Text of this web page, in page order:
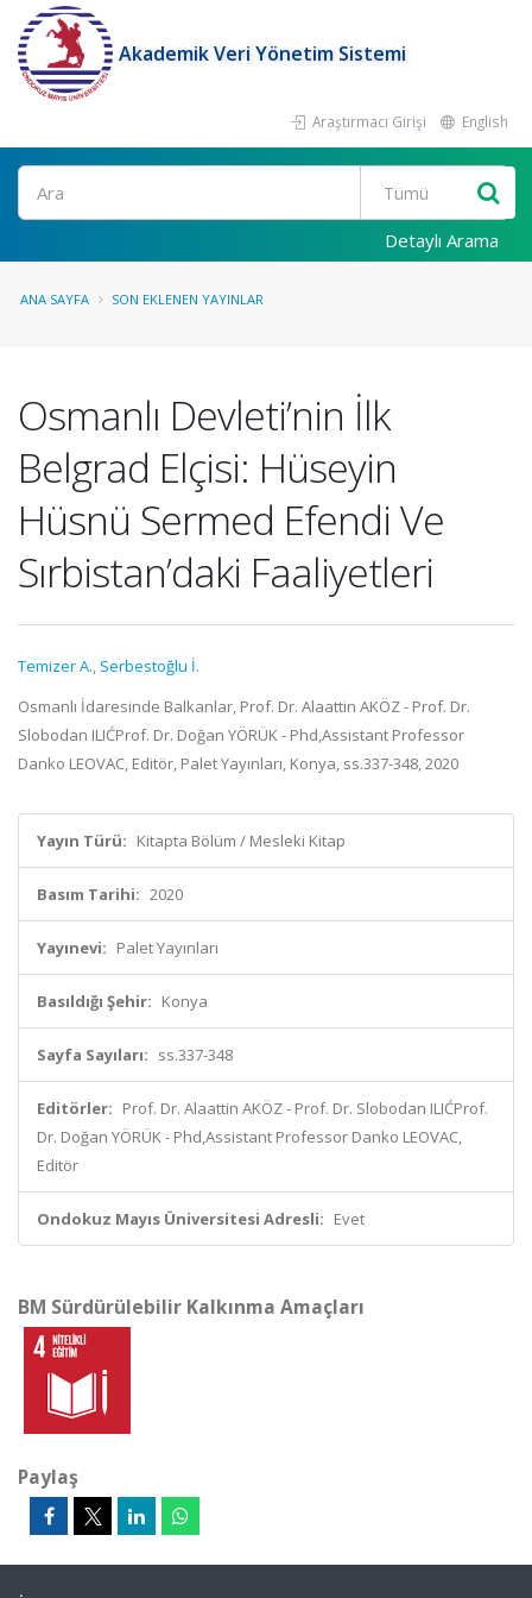
Akademik Veri Yönetim Sistemi
Araştırmacı Girişi English
Ara
Detaylı Arama
ANA SAYFA SON EKLENEN YAYINLAR
Osmanlı Devleti’nin İlk
Belgrad Elçisi: Hüseyin
Hüsnü Sermed Efendi Ve
Sırbistan’daki Faaliyetleri
Temizer A., Serbestoğlu İ.
Osmanlı İdaresinde Balkanlar, Prof. Dr. Alaattin AKÖZ - Prof. Dr.
Slobodan ILIĆProf. Dr. Doğan YÖRÜK - Phd,Assistant Professor
Danko LEOVAC, Editör, Palet Yayınları, Konya, ss.337-348, 2020
Yayın Türü: Kitapta Bölüm / Mesleki Kitap
Basım Tarihi: 2020
Yayınevi: Palet Yayınları
Basıldığı Şehir: Konya
Sayfa Sayıları: ss.337-348
Editörler: Prof. Dr. Alaattin AKÖZ - Prof. Dr. Slobodan ILIĆProf.
Dr. Doğan YÖRÜK - Phd,Assistant Professor Danko LEOVAC,
Editör
Ondokuz Mayıs Üniversitesi Adresli: Evet
BM Sürdürülebilir Kalkınma Amaçları
Paylaş